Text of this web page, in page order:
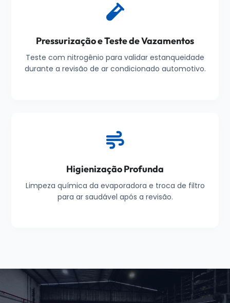
Pressurização e Teste de Vazamentos
Teste com nitrogênio para validar estanqueidade
durante a revisão de ar condicionado automotivo.
Higienização Profunda
Limpeza química da evaporadora e troca de filtro
para ar saudável após a revisão.